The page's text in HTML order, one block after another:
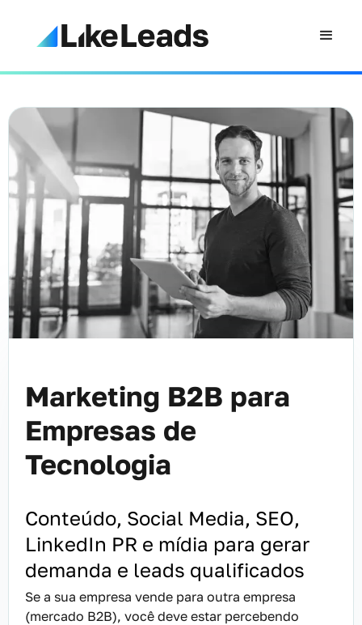
Marketing B2B para
Empresas de
Tecnologia
Conteúdo, Social Media, SEO,
LinkedIn PR e mídia para gerar
demanda e leads qualificados
Se a sua empresa vende para outra empresa
(mercado B2B), você deve estar percebendo